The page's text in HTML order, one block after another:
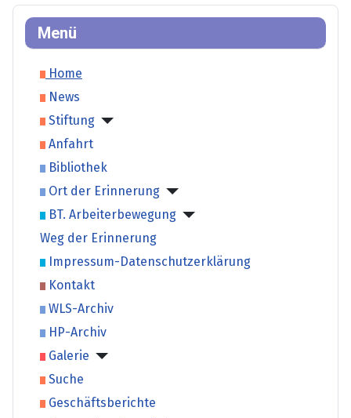
Menü
Home
News
Stiftung
Anfahrt
Bibliothek
Ort der Erinnerung
BT. Arbeiterbewegung
Weg der Erinnerung
Impressum-Datenschutzerklärung
Kontakt
WLS-Archiv
HP-Archiv
Galerie
Suche
Geschäftsberichte